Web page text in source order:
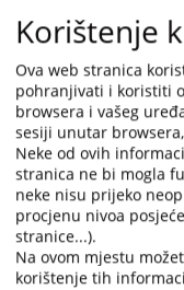
predmetima.
Korištenje
Ova web stranica
pohranjivati i koristiti
browsera i vašeg
sesiji unutar
Neke od ovih
stranica ne bi mogla
neke nisu prijeko
procjenu nivoa
stranice...).
Na ovom mjestu
korištenje tih